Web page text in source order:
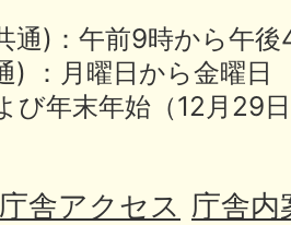
通)：午前9時から午
) ：月曜日から金曜日
び年末年始（12月29
庁舎アクセス 庁舎内